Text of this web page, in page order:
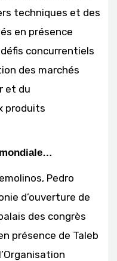
techniques et des
en présence
concurrentiels
des marchés
et du
produits
Pedro
d’ouverture de
des congrès
présence de Taleb